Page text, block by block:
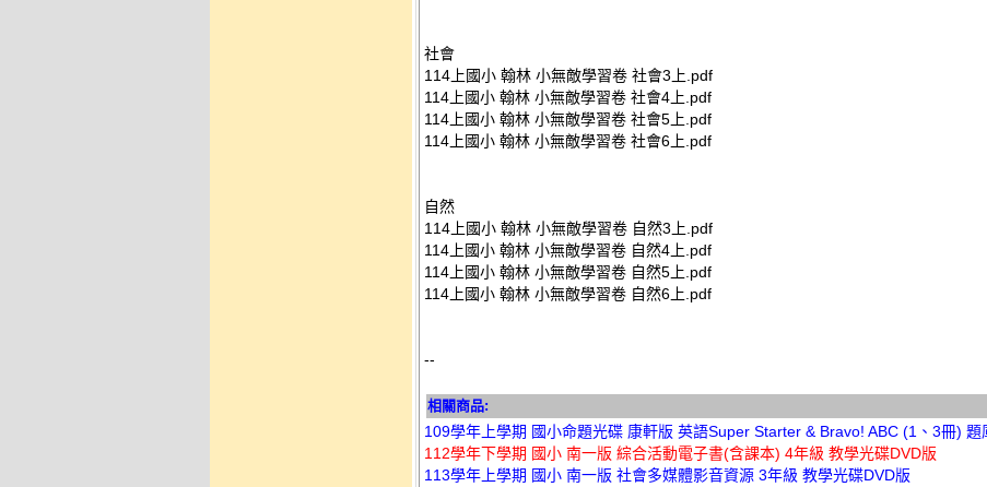
社會
114上國小 翰林 小無敵學習卷 社會3上.pdf
114上國小 翰林 小無敵學習卷 社會4上.pdf
114上國小 翰林 小無敵學習卷 社會5上.pdf
114上國小 翰林 小無敵學習卷 社會6上.pdf
自然
114上國小 翰林 小無敵學習卷 自然3上.pdf
114上國小 翰林 小無敵學習卷 自然4上.pdf
114上國小 翰林 小無敵學習卷 自然5上.pdf
114上國小 翰林 小無敵學習卷 自然6上.pdf
--
相關商品:
109學年上學期 國小命題光碟 康軒版 英語Super Starter & Bravo! ABC (1、3冊) 題
112學年下學期 國小 南一版 綜合活動電子書(含課本) 4年級 教學光碟DVD版
113學年上學期 國小 南一版 社會多媒體影音資源 3年級 教學光碟DVD版